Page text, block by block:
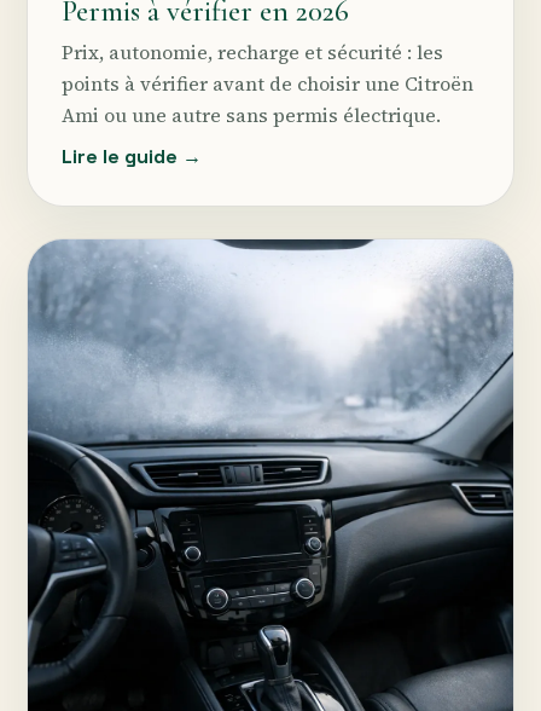
Permis à vérifier en 2026
Prix, autonomie, recharge et sécurité : les
points à vérifier avant de choisir une Citroën
Ami ou une autre sans permis électrique.
Lire le guide →